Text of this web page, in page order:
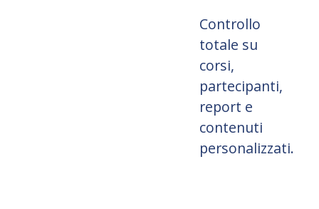
Controllo
totale su
corsi,
partecipanti,
report e
contenuti
personalizzati.